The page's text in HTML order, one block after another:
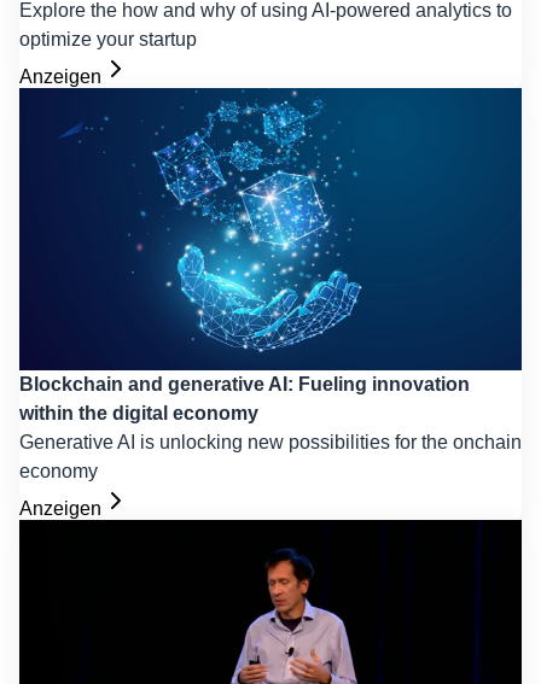
Explore the how and why of using AI-powered analytics to
optimize your startup
Anzeigen
Blockchain and generative AI: Fueling innovation
within the digital economy
Generative AI is unlocking new possibilities for the onchain
economy
Anzeigen